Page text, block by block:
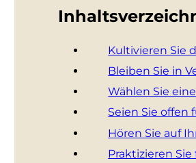
Kultivieren Sie
Bleiben Sie in
Wählen Sie
Seien Sie offen
Hören Sie auf
Praktizieren